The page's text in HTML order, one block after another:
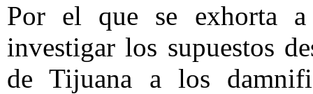
Por el que se exhorta a
investigar los supuestos
de Tijuana a los